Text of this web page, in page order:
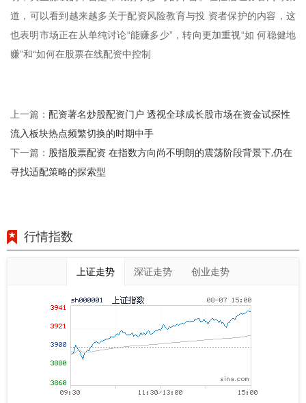
道，可以看到越来越多关于配资风险教育与投 资者保护的内容，这
也表明市场正在从单纯讨论“能赚多少”，转向更加重视“如 何稳健地
赚”和“如何在股票在线配资中控制
上一篇： 配资著名炒股配资门户 透视全球成长股市场在资金试探性
流入板块热点频繁切换的时期中手
下一篇： 股指股票配资 在指数方向尚不明朗的震荡阶段背景下,仍在
寻找适配策略的探索型
行情指数
上证走势 深证走势 创业走势